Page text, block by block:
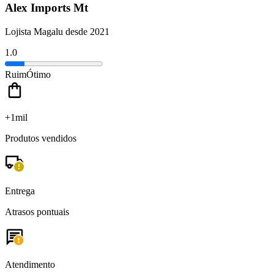
Alex Imports Mt
Lojista Magalu desde 2021
1.0
RuimÓtimo
+1mil
Produtos vendidos
Entrega
Atrasos pontuais
Atendimento